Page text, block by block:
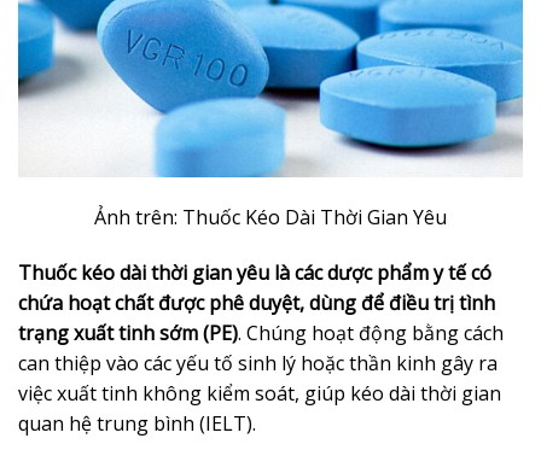
Ảnh trên: Thuốc Kéo Dài Thời Gian Yêu
Thuốc kéo dài thời gian yêu là các dược phẩm y tế có
chứa hoạt chất được phê duyệt, dùng để điều trị tình
trạng xuất tinh sớm (PE). Chúng hoạt động bằng cách
can thiệp vào các yếu tố sinh lý hoặc thần kinh gây ra
việc xuất tinh không kiểm soát, giúp kéo dài thời gian
quan hệ trung bình (IELT).